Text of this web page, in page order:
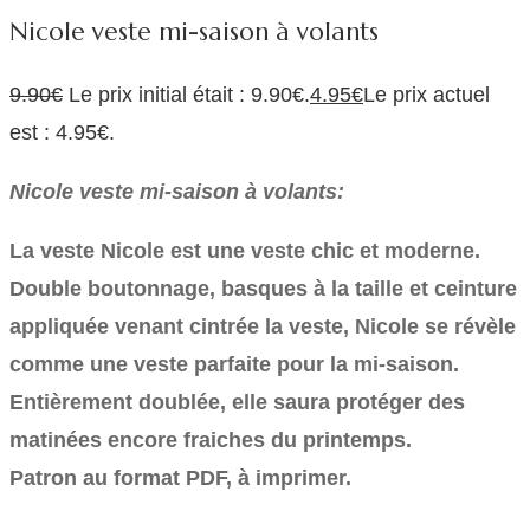
Nicole veste mi-saison à volants
9.90€ Le prix initial était : 9.90€.4.95€Le prix actuel
est : 4.95€.
Nicole veste mi-saison à volants:
La veste Nicole est une veste chic et moderne.
Double boutonnage, basques à la taille et ceinture
appliquée venant cintrée la veste, Nicole se révèle
comme une veste parfaite pour la mi-saison.
Entièrement doublée, elle saura protéger des
matinées encore fraiches du printemps.
Patron au format PDF, à imprimer.